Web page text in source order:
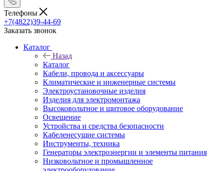
Телефоны
+7(4822)39-44-69
Заказать звонок
Каталог
Назад
Каталог
Кабели, провода и аксессуары
Климатические и инженерные системы
Электроустановочные изделия
Изделия для электромонтажа
Высоковольтное и щитовое оборудование
Освещение
Устройства и средства безопасности
Кабеленесущие системы
Инструменты, техника
Генераторы электроэнергии и элементы питания
Низковольтное и промышленное